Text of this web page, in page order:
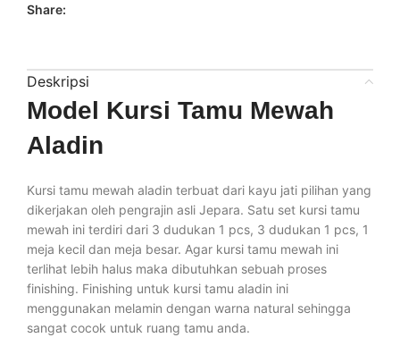
Share:
Deskripsi
Model Kursi Tamu Mewah
Aladin
Kursi tamu mewah aladin terbuat dari kayu jati pilihan yang
dikerjakan oleh pengrajin asli Jepara. Satu set kursi tamu
mewah ini terdiri dari 3 dudukan 1 pcs, 3 dudukan 1 pcs, 1
meja kecil dan meja besar. Agar kursi tamu mewah ini
terlihat lebih halus maka dibutuhkan sebuah proses
finishing. Finishing untuk kursi tamu aladin ini
menggunakan melamin dengan warna natural sehingga
sangat cocok untuk ruang tamu anda.